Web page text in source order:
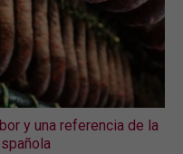
y una referencia de la